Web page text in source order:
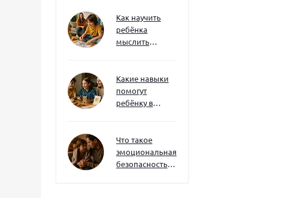
Как научить
ребёнка
мыслить
сложностей
Какие навыки
помогут
ребёнку в
их уже сейчас
Что такое
эмоциональная
безопасность